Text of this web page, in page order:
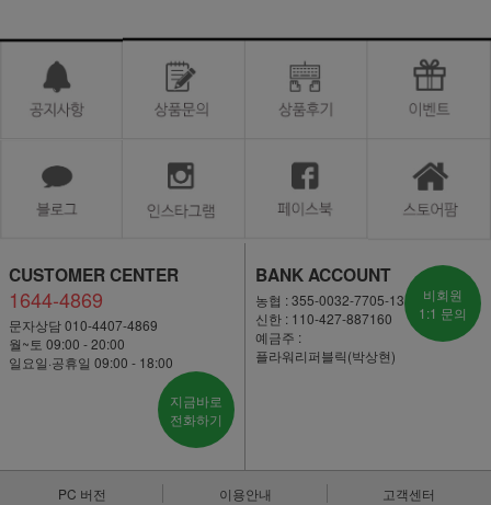
CUSTOMER CENTER
1644-4869
문자상담 010-4407-4869
월~토 09:00 - 20:00
일요일·공휴일 09:00 - 18:00
지금바로
전화하기
BANK ACCOUNT
농협 : 355-0032-7705-13
신한 : 110-427-887160
예금주 :
플라워리퍼블릭(박상현)
비회원
1:1 문의
PC 버전 이용안내 고객센터